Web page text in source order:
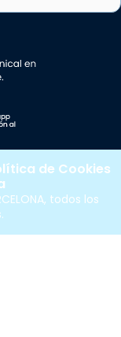
todos los
de Cookies